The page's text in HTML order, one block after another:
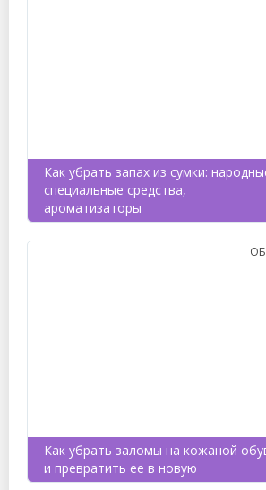
Как убрать запах из сумки:
специальные средства,
ароматизаторы
Как убрать заломы на кожаной
и превратить ее в новую